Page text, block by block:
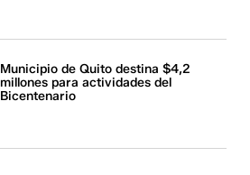
Municipio de Quito destina $4,2
millones para actividades del
Bicentenario